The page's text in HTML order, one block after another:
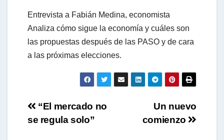
A
p
Entrevista a Fabián Medina, economista
Analiza cómo sigue la economía y cuáles son
las propuestas después de las PASO y de cara
a las próximas elecciones.
Navegación
Un nuevo
comienzo
“El mercado no
se regula solo”